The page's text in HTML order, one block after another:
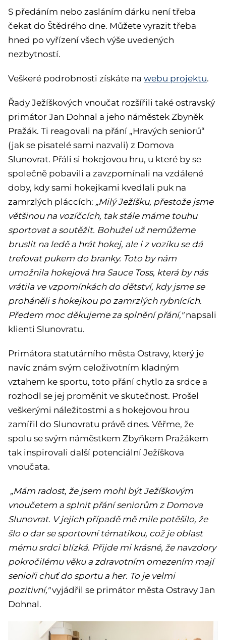
S předáním nebo zasláním dárku není třeba
čekat do Štědrého dne. Můžete vyrazit třeba
hned po vyřízení všech výše uvedených
nezbytností.
Veškeré podrobnosti získáte na webu projektu.
Řady Ježíškových vnoučat rozšířili také ostravský
primátor Jan Dohnal a jeho náměstek Zbyněk
Pražák. Ti reagovali na přání „Hravých seniorů“
(jak se pisatelé sami nazvali) z Domova
Slunovrat. Přáli si hokejovou hru, u které by se
společně pobavili a zavzpomínali na vzdálené
doby, kdy sami hokejkami kvedlali puk na
zamrzlých pláccích: „Milý Ježíšku, přestože jsme
většinou na vozíčcích, tak stále máme touhu
sportovat a soutěžit. Bohužel už nemůžeme
bruslit na ledě a hrát hokej, ale i z vozíku se dá
trefovat pukem do branky. Toto by nám
umožnila hokejová hra Sauce Toss, která by nás
vrátila ve vzpomínkách do dětství, kdy jsme se
proháněli s hokejkou po zamrzlých rybnících.
Předem moc děkujeme za splnění přání,"napsali
klienti Slunovratu.
Primátora statutárního města Ostravy, který je
navíc znám svým celoživotním kladným
vztahem ke sportu, toto přání chytlo za srdce a
rozhodl se jej proměnit ve skutečnost. Prošel
veškerými náležitostmi a s hokejovou hrou
zamířil do Slunovratu právě dnes. Věřme, že
spolu se svým náměstkem Zbyňkem Pražákem
tak inspirovali další potenciální Ježíškova
vnoučata.
„Mám radost, že jsem mohl být Ježíškovým
vnoučetem a splnit přání seniorům z Domova
Slunovrat. V jejich případě mě mile potěšilo, že
šlo o dar se sportovní tématikou, což je oblast
mému srdci blízká. Přijde mi krásné, že navzdory
pokročilému věku a zdravotním omezením mají
senioři chuť do sportu a her. To je velmi
pozitivní,"vyjádřil se primátor města Ostravy Jan
Dohnal.